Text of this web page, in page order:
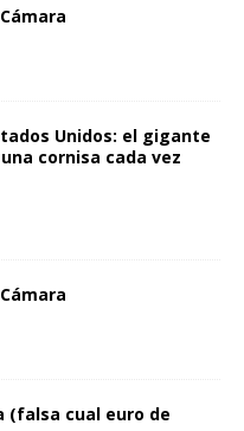
Unidos: el gigante
cornisa cada vez
(falsa cual euro de